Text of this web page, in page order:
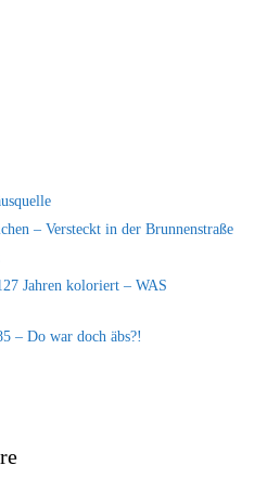
– Versteckt in der Brunnenstraße
Jahren koloriert – WAS
– Do war doch äbs?!